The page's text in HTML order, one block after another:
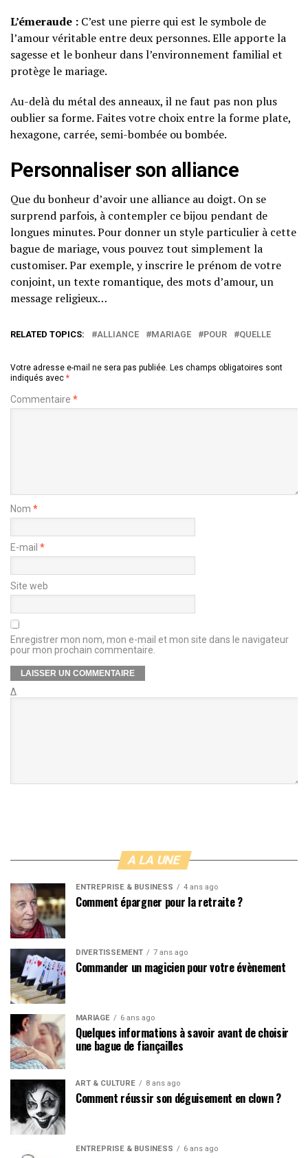
L’émeraude : C’est une pierre qui est le symbole de
l’amour véritable entre deux personnes. Elle apporte la
sagesse et le bonheur dans l’environnement familial et
protège le mariage.
Au-delà du métal des anneaux, il ne faut pas non plus
oublier sa forme. Faites votre choix entre la forme plate,
hexagone, carrée, semi-bombée ou bombée.
Personnaliser son alliance
Que du bonheur d’avoir une alliance au doigt. On se
surprend parfois, à contempler ce bijou pendant de
longues minutes. Pour donner un style particulier à cette
bague de mariage, vous pouvez tout simplement la
customiser. Par exemple, y inscrire le prénom de votre
conjoint, un texte romantique, des mots d’amour, un
message religieux…
RELATED TOPICS: ALLIANCE MARIAGE POUR QUELLE
Votre adresse e-mail ne sera pas publiée. Les champs obligatoires sont
indiqués avec *
Commentaire *
Nom *
E-mail *
Site web
Enregistrer mon nom, mon e-mail et mon site dans le navigateur
pour mon prochain commentaire.
Δ
A LA UNE
ENTREPRISE & BUSINESS 4 ans ago
Comment épargner pour la retraite ?
DIVERTISSEMENT 7 ans ago
Commander un magicien pour votre évènement
MARIAGE 6 ans ago
Quelques informations à savoir avant de choisir
une bague de fiançailles
ART & CULTURE 8 ans ago
Comment réussir son déguisement en clown ?
ENTREPRISE & BUSINESS 6 ans ago